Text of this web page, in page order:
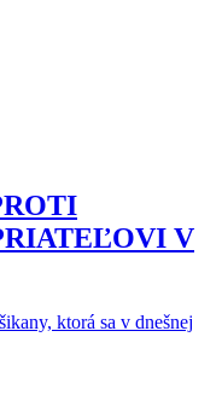
V
ktorá sa v dnešnej